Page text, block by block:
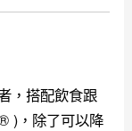
，搭配飲食跟
)，除了可以降